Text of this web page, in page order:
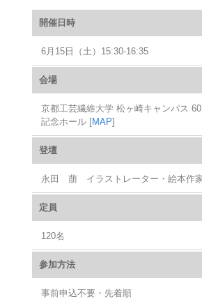
開催日時
6月15日（土）15:30-16:35
会場
京都工芸繊維大学 松ヶ崎キャンパス
記念ホール [MAP]
登壇
永田 萠 イラストレーター・絵本作
定員
120名
参加方法
事前申込不要・先着順